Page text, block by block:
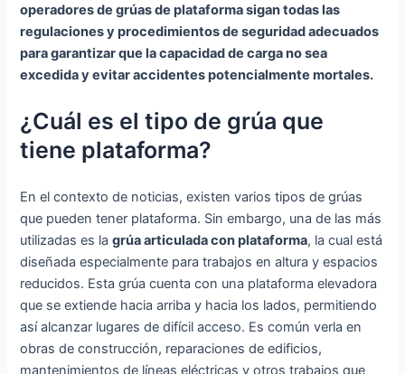
operadores de grúas de plataforma sigan todas las
regulaciones y procedimientos de seguridad adecuados
para garantizar que la capacidad de carga no sea
excedida y evitar accidentes potencialmente mortales.
¿Cuál es el tipo de grúa que
tiene plataforma?
En el contexto de noticias, existen varios tipos de grúas
que pueden tener plataforma. Sin embargo, una de las más
utilizadas es lagrúa articulada con plataforma, la cual está
diseñada especialmente para trabajos en altura y espacios
reducidos. Esta grúa cuenta con una plataforma elevadora
que se extiende hacia arriba y hacia los lados, permitiendo
así alcanzar lugares de difícil acceso. Es común verla en
obras de construcción, reparaciones de edificios,
mantenimientos de líneas eléctricas y otros trabajos que